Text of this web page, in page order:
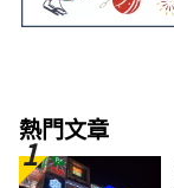
熱門文章